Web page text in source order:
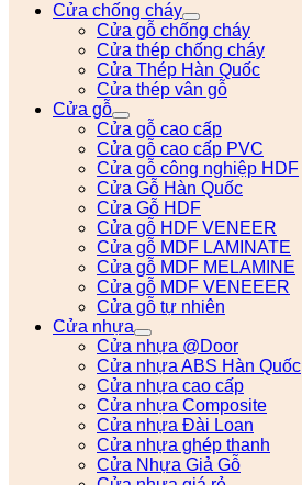
Cửa chống cháy
Cửa gỗ chống cháy
Cửa thép chống cháy
Cửa Thép Hàn Quốc
Cửa thép vân gỗ
Cửa gỗ
Cửa gỗ cao cấp
Cửa gỗ cao cấp PVC
Cửa gỗ công nghiệp HDF
Cửa Gỗ Hàn Quốc
Cửa Gỗ HDF
Cửa gỗ HDF VENEER
Cửa gỗ MDF LAMINATE
Cửa gỗ MDF MELAMINE
Cửa gỗ MDF VENEEER
Cửa gỗ tự nhiên
Cửa nhựa
Cửa nhựa @Door
Cửa nhựa ABS Hàn Quốc
Cửa nhựa cao cấp
Cửa nhựa Composite
Cửa nhựa Đài Loan
Cửa nhựa ghép thanh
Cửa Nhựa Giả Gỗ